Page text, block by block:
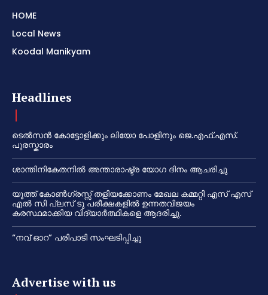
HOME
Local News
Koodal Manikyam
Headlines
ടെൽസൻ കോട്ടോളിക്കും ലിയോ പോളിനും ജെ.എഫ്.എസ്.
പുരസ്കാരം
ശാന്തിനികേതനിൽ അന്താരാഷ്ട്ര യോഗ ദിനം ആചരിച്ചു
യൂത്ത് കോൺഗ്രസ്സ് തളിയക്കോണം മേഖല കമ്മറ്റി എസ് എസ്
എൽ സി പ്ലസ് ടു പരീക്ഷകളിൽ ഉന്നതവിജയം
കരസ്ഥമാക്കിയ വിദ്യാർത്ഥികളെ ആദരിച്ചു.
“നവ് ഓറ” പരിപാടി സംഘടിപ്പിച്ചു
Advertise with us